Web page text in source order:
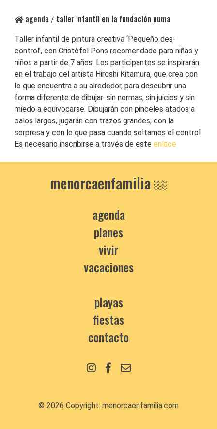
agenda / taller infantil en la fundación numa
Taller infantil de pintura creativa ‘Pequeño des-
control’, con Cristòfol Pons recomendado para niñas y
niños a partir de 7 años. Los participantes se inspirarán
en el trabajo del artista Hiroshi Kitamura, que crea con
lo que encuentra a su alrededor, para descubrir una
forma diferente de dibujar: sin normas, sin juicios y sin
miedo a equivocarse. Dibujarán con pinceles atados a
palos largos, jugarán con trazos grandes, con la
sorpresa y con lo que pasa cuando soltamos el control.
Es necesario inscribirse a través de este enlace
menorcaenfamilia
agenda
planes
vivir
vacaciones
playas
fiestas
contacto
© 2026 Copyright: menorcaenfamilia.com